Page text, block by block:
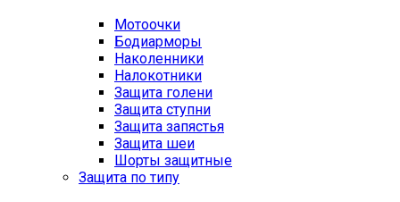
Мотоочки
Бодиарморы
Наколенники
Налокотники
Защита голени
Защита ступни
Защита запястья
Защита шеи
Шорты защитные
Защита по типу